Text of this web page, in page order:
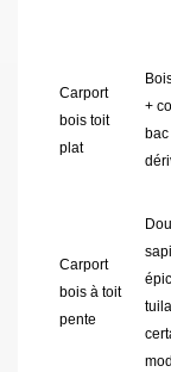
Carport
bois toit
plat
+
Carport
bois à toit
pente